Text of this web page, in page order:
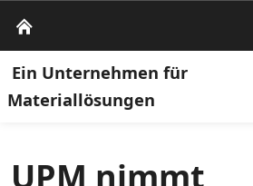
Ein Unternehmen für
Materiallösungen
UPM nimmt